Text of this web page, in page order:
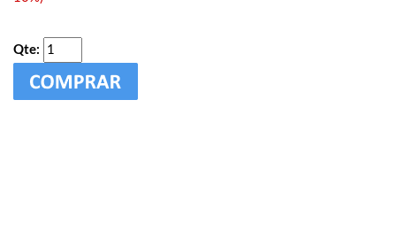
Qte: